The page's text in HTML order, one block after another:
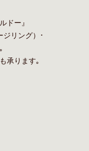
ドー』
ジリング）･
承ります｡